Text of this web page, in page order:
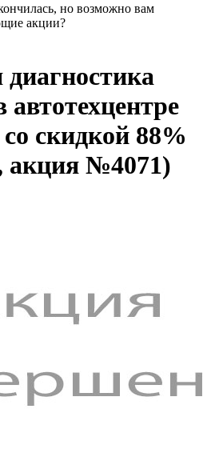
но возможно вам
акции?
автотехцентре
скидкой 88%
акция №4071)